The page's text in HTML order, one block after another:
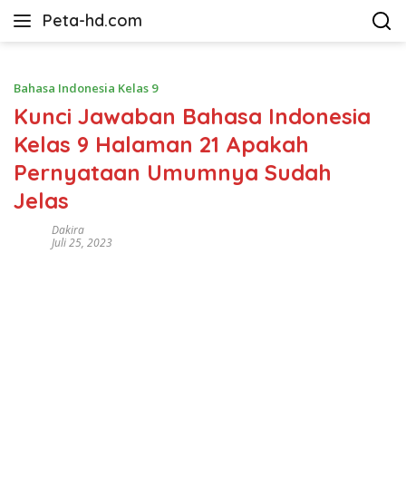
Peta-hd.com
Kumpulan
HD
Bahasa Indonesia Kelas 9
Kunci Jawaban Bahasa Indonesia
Kelas 9 Halaman 21 Apakah
Pernyataan Umumnya Sudah
Jelas
Dakira
Juli 25, 2023